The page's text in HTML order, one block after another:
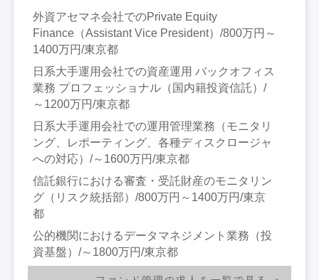
外資アセマネ会社でのPrivate Equity
Finance（Assistant Vice President）/800万円～
1400万円/東京都
日系大手運用会社での資産運用 バックオフィス
業務 プロフェッショナル（国内籍投資信託）/
～1200万円/東京都
日系大手運用会社での運用管理業務（モニタリ
ング、レポーティング、各種ディスクロージャ
への対応）/～1600万円/東京都
信託銀行における審査・受託財産のモニタリン
グ（リスク統括部）/800万円～1400万円/東京
都
公的機関におけるデータマネジメント業務（投
資基盤）/～1800万円/東京都